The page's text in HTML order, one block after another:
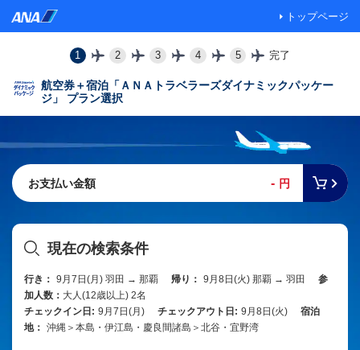
トップページ
1 2 3 4 5 完了
航空券＋宿泊「ＡＮＡトラベラーズダイナミックパッケー
ジ」 プラン選択
お支払い金額 - 円
現在の検索条件
行き： 9月7日(月) 羽田 → 那覇 帰り： 9月8日(火) 那覇 → 羽田
参
加人数： 大人(12歳以上) 2名
チェックイン日: 9月7日(月) チェックアウト日: 9月8日(火)
宿泊
地： 沖縄＞本島・伊江島・慶良間諸島＞北谷・宜野湾